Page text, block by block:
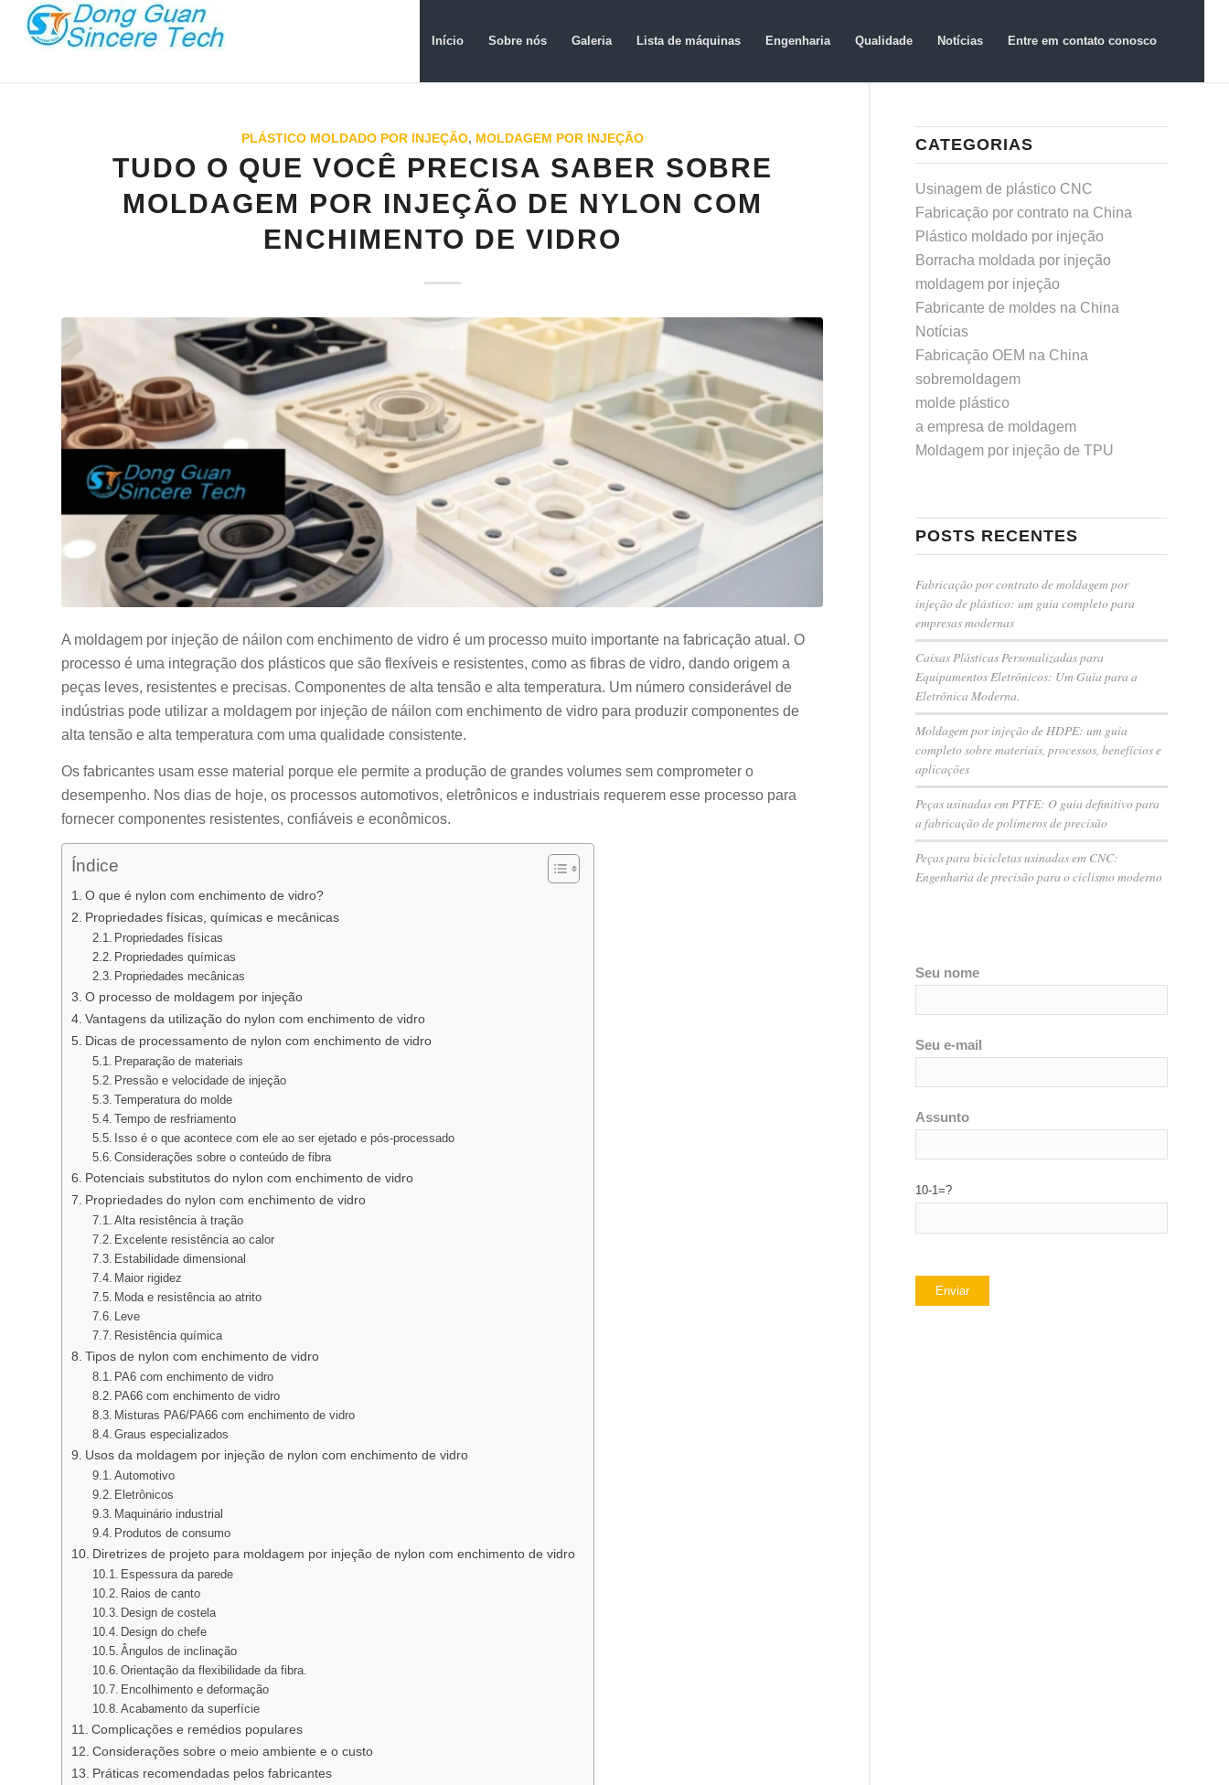
Início Sobre nós Galeria Lista de máquinas Engenharia Qualidade Notícias Entre em contato conosco
PLÁSTICO MOLDADO POR INJEÇÃO, MOLDAGEM POR INJEÇÃO
TUDO O QUE VOCÊ PRECISA SABER SOBRE
MOLDAGEM POR INJEÇÃO DE NYLON COM
ENCHIMENTO DE VIDRO
A moldagem por injeção de náilon com enchimento de vidro é um processo muito importante na fabricação atual. O
processo é uma integração dos plásticos que são flexíveis e resistentes, como as fibras de vidro, dando origem a
peças leves, resistentes e precisas. Componentes de alta tensão e alta temperatura. Um número considerável de
indústrias pode utilizar a moldagem por injeção de náilon com enchimento de vidro para produzir componentes de
alta tensão e alta temperatura com uma qualidade consistente.
Os fabricantes usam esse material porque ele permite a produção de grandes volumes sem comprometer o
desempenho. Nos dias de hoje, os processos automotivos, eletrônicos e industriais requerem esse processo para
fornecer componentes resistentes, confiáveis e econômicos.
Índice
O que é nylon com enchimento de vidro?
Propriedades físicas, químicas e mecânicas
Propriedades físicas
Propriedades químicas
Propriedades mecânicas
O processo de moldagem por injeção
Vantagens da utilização do nylon com enchimento de vidro
Dicas de processamento de nylon com enchimento de vidro
Preparação de materiais
Pressão e velocidade de injeção
Temperatura do molde
Tempo de resfriamento
Isso é o que acontece com ele ao ser ejetado e pós-processado
Considerações sobre o conteúdo de fibra
Potenciais substitutos do nylon com enchimento de vidro
Propriedades do nylon com enchimento de vidro
Alta resistência à tração
Excelente resistência ao calor
Estabilidade dimensional
Maior rigidez
Moda e resistência ao atrito
Leve
Resistência química
Tipos de nylon com enchimento de vidro
PA6 com enchimento de vidro
PA66 com enchimento de vidro
Misturas PA6/PA66 com enchimento de vidro
Graus especializados
Usos da moldagem por injeção de nylon com enchimento de vidro
Automotivo
Eletrônicos
Maquinário industrial
Produtos de consumo
Diretrizes de projeto para moldagem por injeção de nylon com enchimento de vidro
Espessura da parede
Raios de canto
Design de costela
Design do chefe
Ângulos de inclinação
Orientação da flexibilidade da fibra.
Encolhimento e deformação
Acabamento da superfície
Complicações e remédios populares
Considerações sobre o meio ambiente e o custo
Práticas recomendadas pelos fabricantes
CATEGORIAS
Usinagem de plástico CNC
Fabricação por contrato na China
Plástico moldado por injeção
Borracha moldada por injeção
moldagem por injeção
Fabricante de moldes na China
Notícias
Fabricação OEM na China
sobremoldagem
molde plástico
a empresa de moldagem
Moldagem por injeção de TPU
POSTS RECENTES
Fabricação por contrato de moldagem por
injeção de plástico: um guia completo para
empresas modernas
Caixas Plásticas Personalizadas para
Equipamentos Eletrônicos: Um Guia para a
Eletrônica Moderna.
Moldagem por injeção de HDPE: um guia
completo sobre materiais, processos, benefícios e
aplicações
Peças usinadas em PTFE: O guia definitivo para
a fabricação de polímeros de precisão
Peças para bicicletas usinadas em CNC:
Engenharia de precisão para o ciclismo moderno
Seu nome
Seu e-mail
Assunto
10-1=?